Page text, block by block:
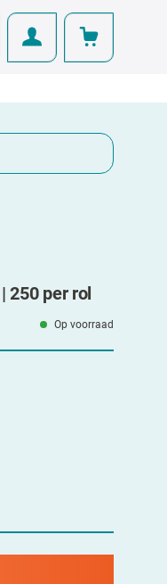
250 per rol
Op voorraad